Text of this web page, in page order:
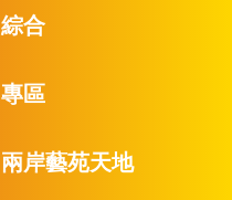
綜合
專區
兩岸藝苑天地